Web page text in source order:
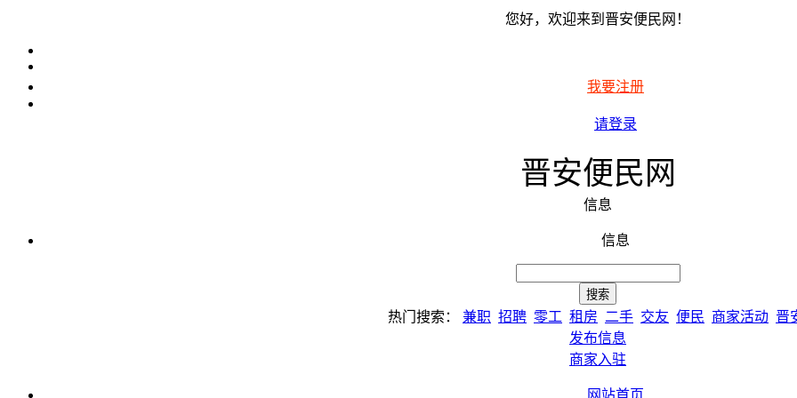
您好，欢迎来到晋安便民网！
我要注册
请登录
晋安便民网
信息
信息
热门搜索： 兼职 招聘 零工 租房 二手 交友 便民 商家活动 晋
发布信息
商家入驻
网站首页